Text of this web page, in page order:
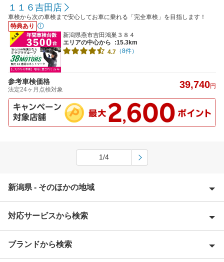
１１６吉田店
車検から次の車検まで安心してお車に乗れる「完全車検」を目指します！
特典あり
新潟県燕市吉田鴻巣３８４
エリアの中心から
:15.3km
4.7 （8件）
参考車検価格
法定24ヶ月点検対象 39,740円
1/4
新潟県 - そのほかの地域
阿賀野市
岩船郡
対応サービスから検索
Award 受賞店
ブランドから検索